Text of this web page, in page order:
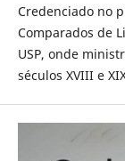
Credenciado no
Comparados de
USP, onde
séculos XVIII e